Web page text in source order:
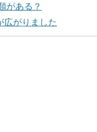
がある？
広がりました